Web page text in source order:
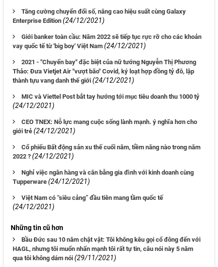
Tăng cường chuyển đổi số, nâng cao hiệu suất cùng Galaxy
Enterprise Edition (24/12/2021)
Giới banker toàn cầu: Năm 2022 sẽ tiếp tục rực rỡ cho các khoản
vay quốc tế từ 'big boy' Việt Nam (24/12/2021)
2021 - "Chuyến bay" đặc biệt của nữ tướng Nguyễn Thị Phương
Thảo: Đưa Vietjet Air "vượt bão" Covid, ký loạt hợp đồng tỷ đô, lập
thành tựu vang danh thế giới (24/12/2021)
MIC và Viettel Post bắt tay hướng tới mục tiêu doanh thu 1000 tỷ
(24/12/2021)
CEO TNEX: Nỗ lực mang cuộc sống lành mạnh. ý nghĩa hơn cho
giới trẻ (24/12/2021)
Cổ phiếu Bất động sản xu thế cuối năm, tiềm năng nào trong năm
2022 ? (24/12/2021)
Nghỉ việc ngân hàng và cân bằng gia đình với kinh doanh cùng
Tupperware (24/12/2021)
Việt Nam có “siêu cảng” đầu tiên mang tầm quốc tế
(24/12/2021)
Những tin cũ hơn
Bầu Đức sau 10 năm chật vật: Tôi không kêu gọi cổ đông đến với
HAGL, nhưng tôi muốn nhấn mạnh tôi rất tự tin, câu nói này 5 năm
qua tôi không dám nói (29/11/2021)